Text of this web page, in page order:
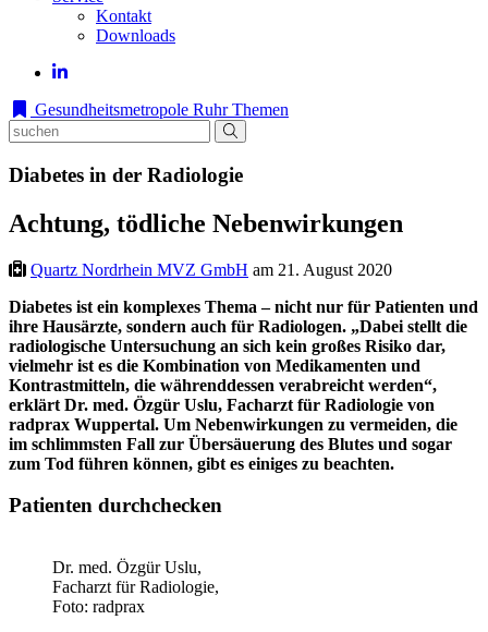
Kontakt
Downloads
Gesundheitsmetropole Ruhr Themen
Diabetes in der Radiologie
Achtung, tödliche Nebenwirkungen
Quartz Nordrhein MVZ GmbH am 21. August 2020
Diabetes ist ein komplexes Thema – nicht nur für Patienten und
ihre Hausärzte, sondern auch für Radiologen. „Dabei stellt die
radiologische Untersuchung an sich kein großes Risiko dar,
vielmehr ist es die Kombination von Medikamenten und
Kontrastmitteln, die währenddessen verabreicht werden“,
erklärt Dr. med. Özgür Uslu, Facharzt für Radiologie von
radprax Wuppertal. Um Nebenwirkungen zu vermeiden, die
im schlimmsten Fall zur Übersäuerung des Blutes und sogar
zum Tod führen können, gibt es einiges zu beachten.
Patienten durchchecken
Dr. med. Özgür Uslu,
Facharzt für Radiologie,
Foto: radprax